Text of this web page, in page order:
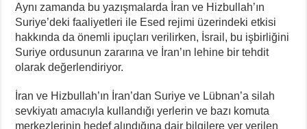
Aynı zamanda bu yazışmalarda İran ve Hizbullah’ın
Suriye’deki faaliyetleri ile Esed rejimi üzerindeki etkisi
hakkında da önemli ipuçları verilirken, İsrail, bu işbirliğini
Suriye ordusunun zararına ve İran’ın lehine bir tehdit
olarak değerlendiriyor.
İran ve Hizbullah’ın İran’dan Suriye ve Lübnan’a silah
sevkiyatı amacıyla kullandığı yerlerin ve bazı komuta
merkezlerinin hedef alındığına dair bilgilere yer verilen